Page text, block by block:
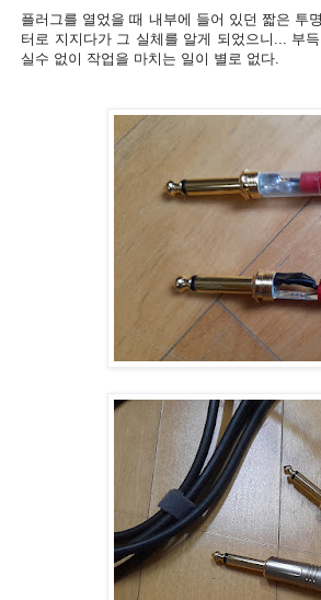
플러그를 열었을 때 내부에 들어 있던 짧은 투
터로 지지다가 그 실체를 알게 되었으니... 부
실수 없이 작업을 마치는 일이 별로 없다.